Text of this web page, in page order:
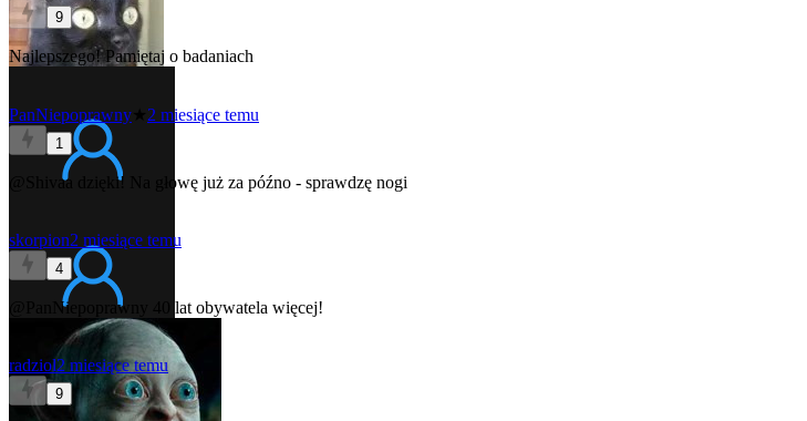
9
Najlepszego!Pamiętaj o badaniach
PanNiepoprawny 2 miesiące temu
1
@Shivaa dzięki! Na głowę już za późno - sprawdzę nogi
skorpion2 miesiące temu
4
@PanNiepoprawny 40 lat obywatela więcej!
radziol2 miesiące temu
9